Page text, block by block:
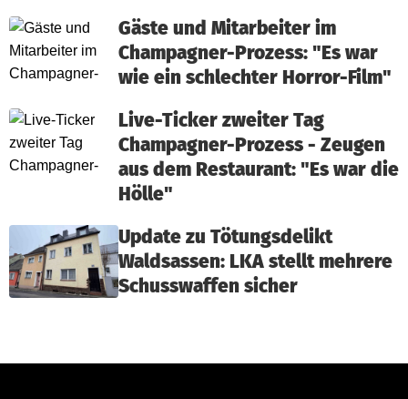
Gäste und Mitarbeiter im
Champagner-Prozess: "Es war
wie ein schlechter Horror-Film"
Live-Ticker zweiter Tag
Champagner-Prozess - Zeugen
aus dem Restaurant: "Es war die
Hölle"
Update zu Tötungsdelikt
Waldsassen: LKA stellt mehrere
Schusswaffen sicher